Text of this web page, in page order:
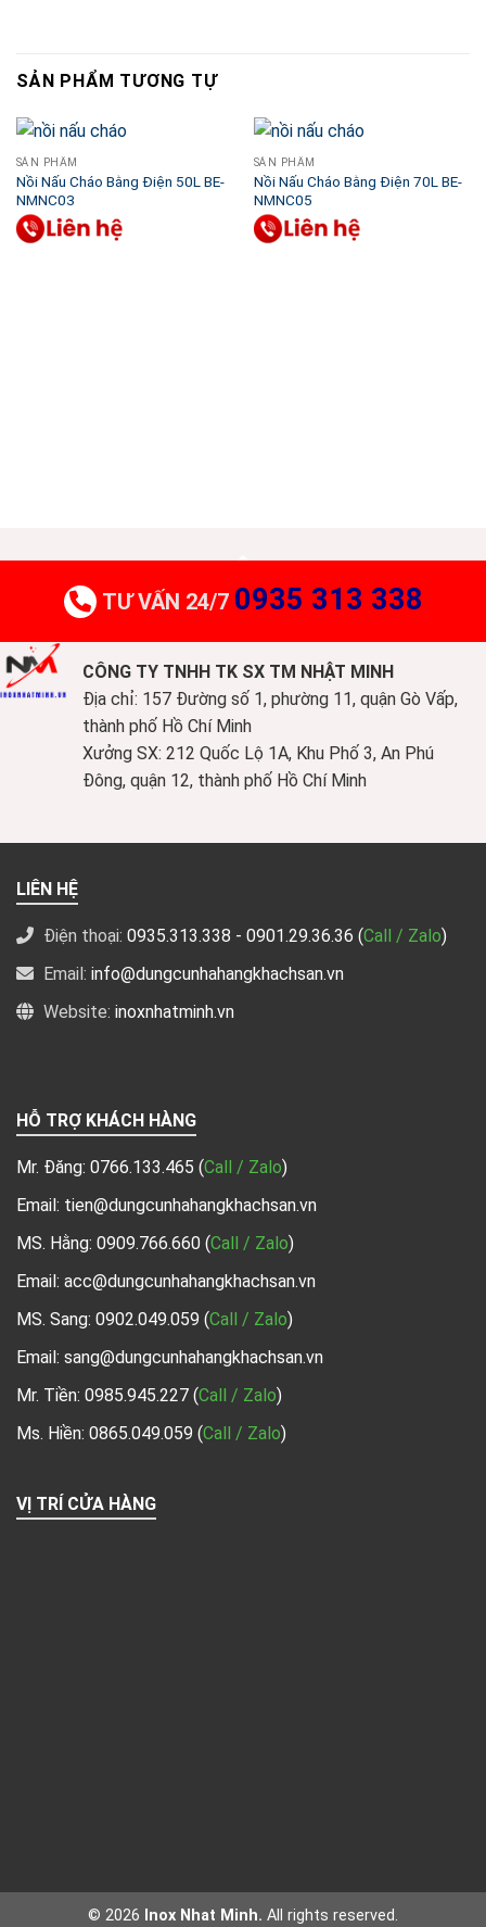
SẢN PHẨM TƯƠNG TỰ
SẢN PHẨM
Nồi Nấu Cháo Bằng Điện 50L BE-
NMNC03
SẢN PHẨM
Nồi Nấu Cháo Bằng Điện 70L BE-
NMNC05
TƯ VẤN 24/7 0935 313 338
CÔNG TY TNHH TK SX TM NHẬT MINH
Địa chỉ: 157 Đường số 1, phường 11, quận Gò Vấp,
thành phố Hồ Chí Minh
Xưởng SX: 212 Quốc Lộ 1A, Khu Phố 3, An Phú
Đông, quận 12, thành phố Hồ Chí Minh
LIÊN HỆ
Điện thoại: 0935.313.338 - 0901.29.36.36 (Call / Zalo)
Email: info@dungcunhahangkhachsan.vn
Website: inoxnhatminh.vn
HỖ TRỢ KHÁCH HÀNG
Mr. Đăng: 0766.133.465 (Call / Zalo)
Email: tien@dungcunhahangkhachsan.vn
MS. Hằng: 0909.766.660 (Call / Zalo)
Email: acc@dungcunhahangkhachsan.vn
MS. Sang: 0902.049.059 (Call / Zalo)
Email: sang@dungcunhahangkhachsan.vn
Mr. Tiền: 0985.945.227 (Call / Zalo)
Ms. Hiền: 0865.049.059 (Call / Zalo)
VỊ TRÍ CỬA HÀNG
© 2026 Inox Nhat Minh. All rights reserved.